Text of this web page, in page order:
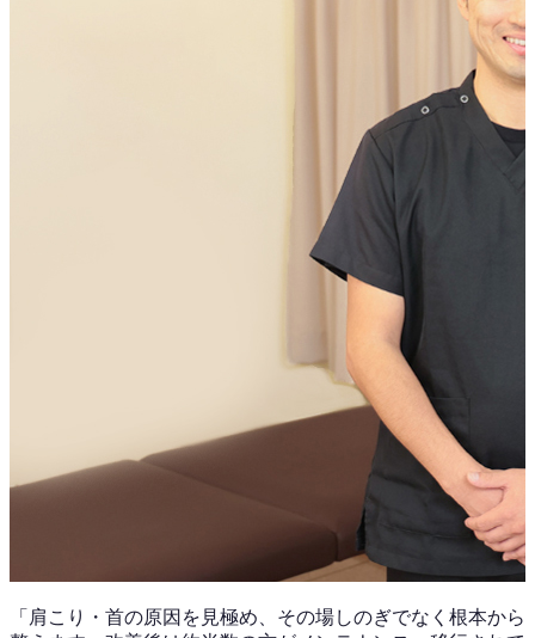
「 肩こり・首の原因を見極め、その場しのぎでなく根本から